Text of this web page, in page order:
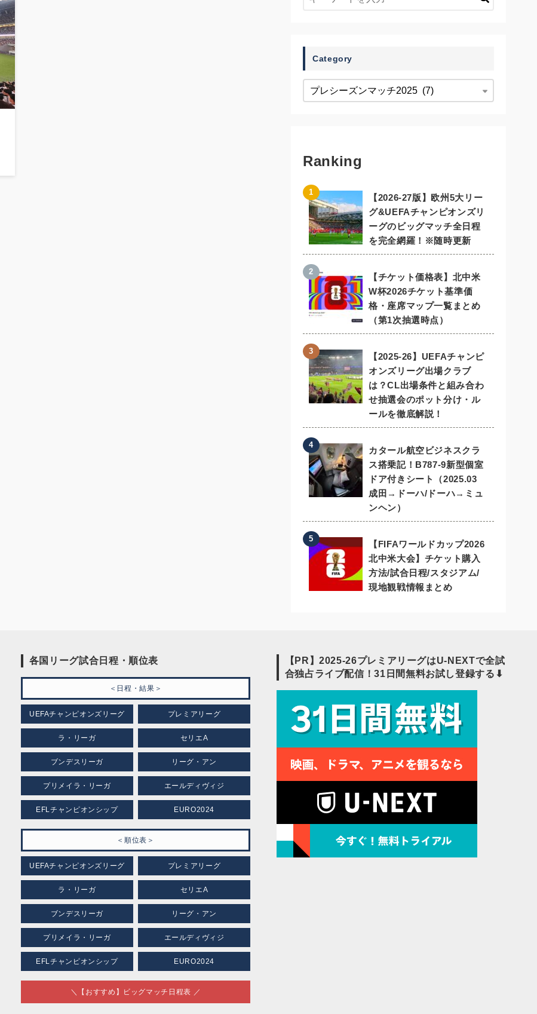
Category
Ranking
【2026-27版】欧州5大リー
グ&UEFAチャンピオンズリ
ーグのビッグマッチ全日程
を完全網羅！※随時更新
【チケット価格表】北中米
W杯2026チケット基準価
格・座席マップ一覧まとめ
（第1次抽選時点）
【2025-26】UEFAチャンピ
オンズリーグ出場クラブ
は？CL出場条件と組み合わ
せ抽選会のポット分け・ル
ールを徹底解説！
カタール航空ビジネスクラ
ス搭乗記！B787-9新型個室
ドア付きシート（2025.03
成田→ドーハ/ドーハ→ミュ
ンヘン）
【FIFAワールドカップ2026
北中米大会】チケット購入
方法/試合日程/スタジアム/
現地観戦情報まとめ
各国リーグ試合日程・順位表
＜日程・結果＞
UEFAチャンピオンズリーグ プレミアリーグ
ラ・リーガ セリエA
ブンデスリーガ リーグ・アン
プリメイラ・リーガ エールディヴィジ
EFLチャンピオンシップ EURO2024
＜順位表＞
UEFAチャンピオンズリーグ プレミアリーグ
ラ・リーガ セリエA
ブンデスリーガ リーグ・アン
プリメイラ・リーガ エールディヴィジ
EFLチャンピオンシップ EURO2024
＼【おすすめ】ビッグマッチ日程表 ／
【PR】2025-26プレミアリーグはU-NEXTで全試
合独占ライブ配信！31日間無料お試し登録する⬇︎